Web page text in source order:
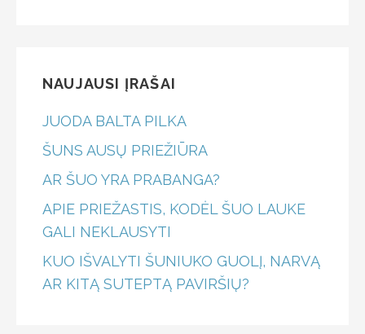
NAUJAUSI ĮRAŠAI
JUODA BALTA PILKA
ŠUNS AUSŲ PRIEŽIŪRA
AR ŠUO YRA PRABANGA?
APIE PRIEŽASTIS, KODĖL ŠUO LAUKE
GALI NEKLAUSYTI
KUO IŠVALYTI ŠUNIUKO GUOLĮ, NARVĄ
AR KITĄ SUTEPTĄ PAVIRŠIŲ?